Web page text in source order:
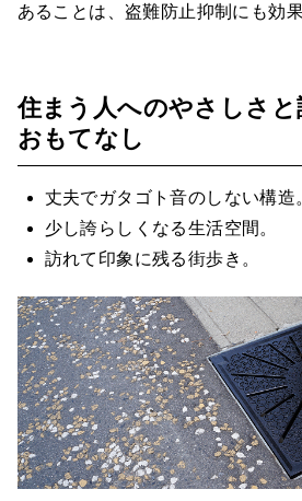
あることは、盗難防止抑制にも効
住まう人へのやさしさ
おもてなし
丈夫でガタゴト音のしない構造
少し誇らしくなる生活空間。
訪れて印象に残る街歩き。